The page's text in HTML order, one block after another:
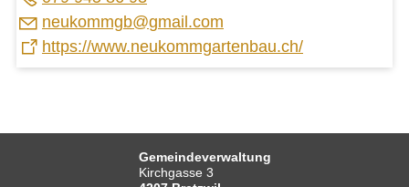
GÄSTEBUCH
LINKS
n
k mmgb gm l c m
https://www.neukommgartenbau.ch/
Gemeindeverwaltung
Kirchgasse 3